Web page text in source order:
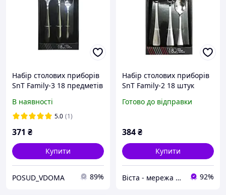
Набір столових приборів
SnT Family-3 18 предметів
В наявності
5.0 (1)
371 ₴
Купити
POSUD_VDOMA 89%
Набір столових приборів
SnT Family-2 18 штук
Готово до відправки
384₴
Купити
Віста - мережа будівельно-господарчих маркетів 92%